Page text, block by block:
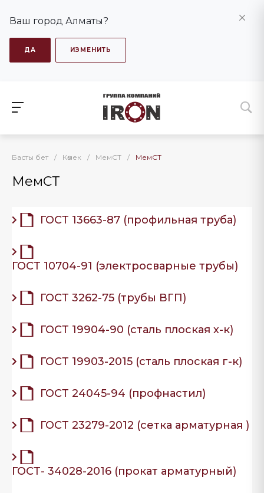
Ваш город Алматы?
ДА ИЗМЕНИТЬ
Басты бет / Көмек / МемСТ / МемСТ
МемСТ
ГОСТ 13663-87 (профильная труба)
ГОСТ 10704-91 (электросварные трубы)
ГОСТ 3262-75 (трубы ВГП)
ГОСТ 19904-90 (сталь плоская х-к)
ГОСТ 19903-2015 (сталь плоская г-к)
ГОСТ 24045-94 (профнастил)
ГОСТ 23279-2012 (сетка арматурная )
ГОСТ- 34028-2016 (прокат арматурный)